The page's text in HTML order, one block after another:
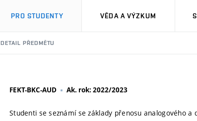
PRO STUDENTY VĚDA A VÝZKUM
DETAIL PŘEDMĚTU
FEKT-BKC-AUD Ak. rok: 2022/2023
Studenti se seznámí se základy přenosu analogového